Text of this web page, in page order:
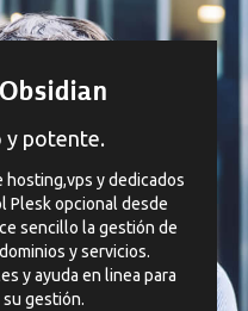
y potente.
y dedicados
Plesk opcional desde
sencillo la gestión de
y servicios.
y ayuda en linea para
gestión.